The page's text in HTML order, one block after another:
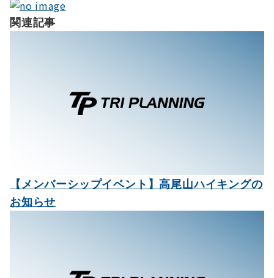
ゲ
ー
関連記事
【メンバーシップイベント】高尾山ハイキングの
お知らせ